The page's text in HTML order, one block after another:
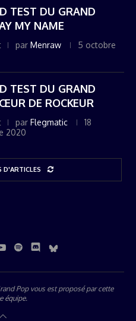
TEST DU GRAND
MY NAME
par Menraw
5 octobre
TEST DU GRAND
DE ROCKEUR
par Flegmatic
18
2020
D'ARTICLES
Pop vous est proposé parcette
équipe.